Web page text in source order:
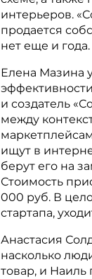
интерьеров.
продается
нет еще и года.
Елена Мазина
и создатель
между
ищут в
берут его на
Стоимость
000 руб. В
стартапа,
Анастасия
насколько
товар, и